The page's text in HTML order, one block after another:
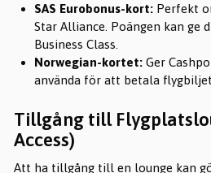
SAS Eurobonus-kort: Perfekt
Star Alliance. Poängen kan ge
Business Class.
Norwegian-kortet: Ger
använda för att betala
Tillgång till
Access)
Att ha tillgång till en lounge kan